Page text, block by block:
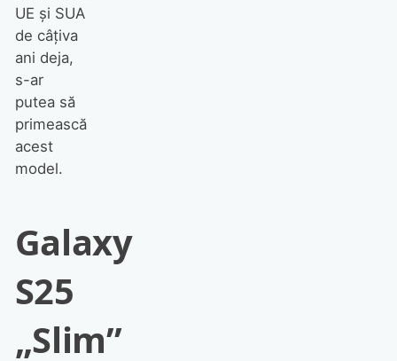
UE și SUA
de câțiva
ani deja,
s-ar
putea să
primească
acest
model.
Galaxy
S25
„Slim”